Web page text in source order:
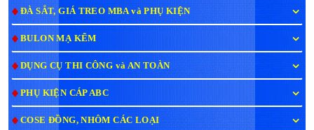
ĐÀ SẮT, GIÁ TREO MBA và PHỤ KIỆN
BULON MẠ KẼM
DỤNG CỤ THI CÔNG và AN TOÀN
PHỤ KIỆN CÁP ABC
COSE ĐỒNG, NHÔM CÁC LOẠI